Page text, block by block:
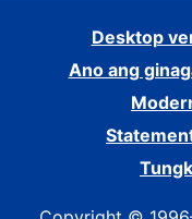
Desktop
Ano ang